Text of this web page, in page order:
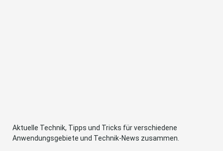
Aktuelle Technik, Tipps und Tricks für verschiedene
Anwendungsgebiete und Technik-News zusammen.